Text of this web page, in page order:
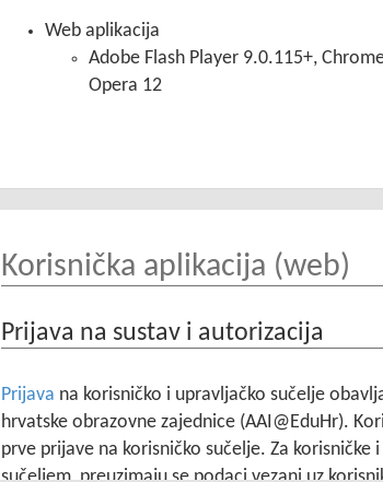
Web aplikacija
Adobe Flash Player 9.0.115+,
Opera 12
Korisnička aplikacija (web)
Prijava na sustav i autorizacija
Prijava na korisničko i upravljačko sučelje
hrvatske obrazovne zajednice (AAI@EduHr).
prve prijave na korisničko sučelje. Za
sučeljem, preuzimaju se podaci vezani uz